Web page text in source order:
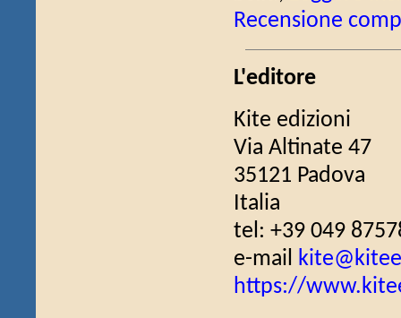
Recensione
L'editore
Kite edizioni
Via Altinate 47
35121 Padova
Italia
tel: +39 049
e-mail
https://